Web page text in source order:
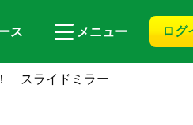
ス メニュー ログ
スライドミラー